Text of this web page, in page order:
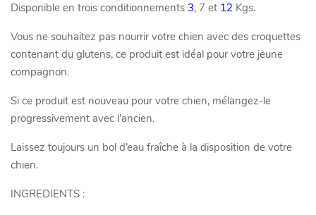
Disponible en trois conditionnements 3, 7 et 12 Kgs.
Vous ne souhaitez pas nourrir votre chien avec des croquettes
contenant du glutens, ce produit est idéal pour votre jeune
compagnon.
Si ce produit est nouveau pour votre chien, mélangez-le
progressivement avec l’ancien.
Laissez toujours un bol d’eau fraîche à la disposition de votre
chien.
INGREDIENTS :